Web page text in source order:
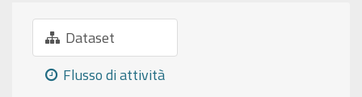
Dataset
Flusso di attività